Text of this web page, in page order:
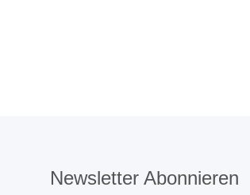
Newsletter Abonnieren